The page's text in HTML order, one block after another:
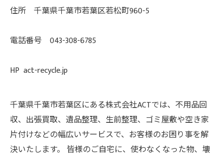
住所 千葉県千葉市若葉区若松町960-5
電話番号 043-308-6785
HP act-recycle.jp
千葉県千葉市若葉区にある株式会社ACTでは、不用品回
収、出張買取、遺品整理、生前整理、ゴミ屋敷や空き家
片付けなどの幅広いサービスで、お客様のお困り事を解
決いたします。 皆様のご自宅に、使わなくなった物、壊